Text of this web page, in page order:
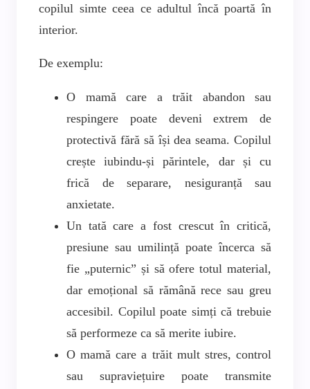
copilul simte ceea ce adultul încă poartă în
interior.
De exemplu:
O mamă care a trăit abandon sau
respingere poate deveni extrem de
protectivă fără să își dea seama. Copilul
crește iubindu-și părintele, dar și cu
frică de separare, nesiguranță sau
anxietate.
Un tată care a fost crescut în critică,
presiune sau umilință poate încerca să
fie „puternic” și să ofere totul material,
dar emoțional să rămână rece sau greu
accesibil. Copilul poate simți că trebuie
să performeze ca să merite iubire.
O mamă care a trăit mult stres, control
sau supraviețuire poate transmite